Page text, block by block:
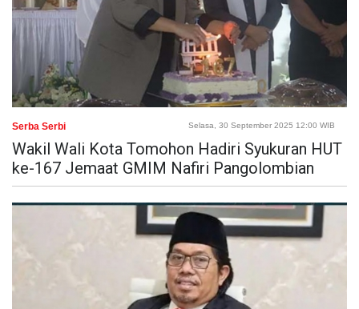
Serba Serbi Selasa, 30 September 2025 12:00 WIB
Wakil Wali Kota Tomohon Hadiri Syukuran HUT
ke-167 Jemaat GMIM Nafiri Pangolombian